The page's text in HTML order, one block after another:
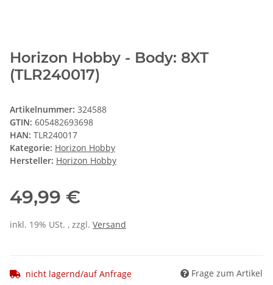
Horizon Hobby - Body: 8XT
(TLR240017)
Artikelnummer: 324588
GTIN: 605482693698
HAN: TLR240017
Kategorie: Horizon Hobby
Hersteller: Horizon Hobby
49,99 €
inkl. 19% USt. , zzgl. Versand
nicht lagernd/auf Anfrage Frage zum Artikel